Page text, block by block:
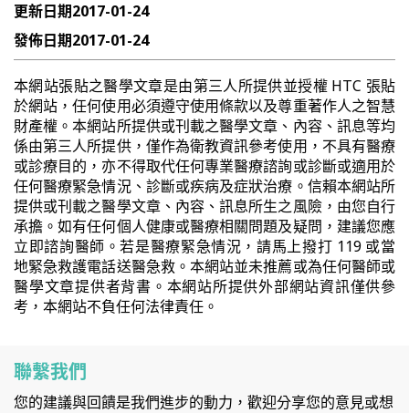
更新日期2017-01-24
發佈日期2017-01-24
本網站張貼之醫學文章是由第三人所提供並授權 HTC 張貼
於網站，任何使用必須遵守使用條款以及尊重著作人之智慧
財產權。本網站所提供或刊載之醫學文章、內容、訊息等均
係由第三人所提供，僅作為衛教資訊參考使用，不具有醫療
或診療目的，亦不得取代任何專業醫療諮詢或診斷或適用於
任何醫療緊急情況、診斷或疾病及症狀治療。信賴本網站所
提供或刊載之醫學文章、內容、訊息所生之風險，由您自行
承擔。如有任何個人健康或醫療相關問題及疑問，建議您應
立即諮詢醫師。若是醫療緊急情況，請馬上撥打 119 或當
地緊急救護電話送醫急救。本網站並未推薦或為任何醫師或
醫學文章提供者背書。本網站所提供外部網站資訊僅供參
考，本網站不負任何法律責任。
聯繫我們
您的建議與回饋是我們進步的動力，歡迎分享您的意見或想